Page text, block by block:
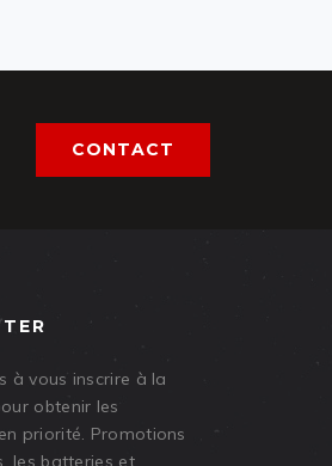
CONTACT
à vous inscrire à la
obtenir les
priorité. Promotions
les batteries et